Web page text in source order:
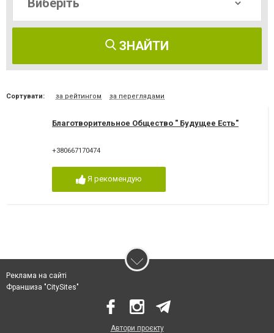
ЗНАЙТИ
Сортувати: за рейтингом за переглядами
Благотворительное Общество " Будущее Есть"
+380667170474
Я рекомендую
Реклама на сайті
Франшиза "CitySites"
Автори проєкту